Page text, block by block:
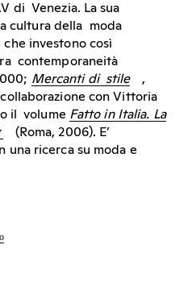
di Venezia. La sua
cultura della moda
investono così
contemporaneità
Mercanti di stile
,
con Vittoria
il volume Fatto in Italia. La
(Roma, 2006). E’
una ricerca su moda e